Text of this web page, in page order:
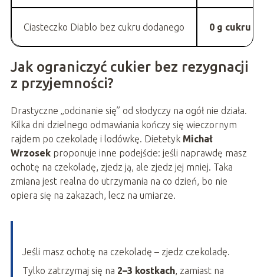
Ciasteczko Diablo bez cukru dodanego 0 g cukru
Jak ograniczyć cukier bez rezygnacji
z przyjemności?
Drastyczne „odcinanie się” od słodyczy na ogół nie działa.
Kilka dni dzielnego odmawiania kończy się wieczornym
rajdem po czekoladę i lodówkę. Dietetyk Michał
Wrzosekproponuje inne podejście: jeśli naprawdę masz
ochotę na czekoladę, zjedz ją, ale zjedz jej mniej. Taka
zmiana jest realna do utrzymania na co dzień, bo nie
opiera się na zakazach, lecz na umiarze.
Jeśli masz ochotę na czekoladę – zjedz czekoladę.
Tylko zatrzymaj się na 2–3 kostkach, zamiast na